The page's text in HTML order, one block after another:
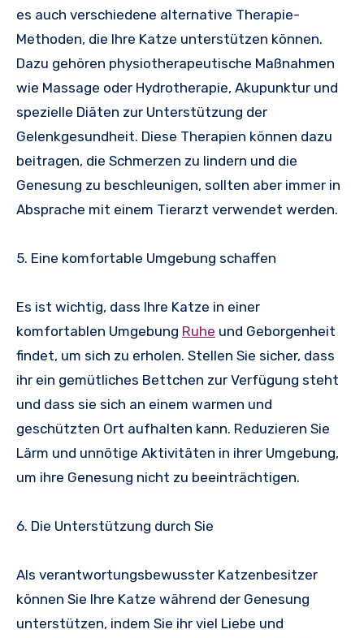
es auch verschiedene alternative Therapie-
Methoden, die Ihre Katze unterstützen können.
Dazu gehören physiotherapeutische Maßnahmen
wie Massage oder Hydrotherapie, Akupunktur und
spezielle Diäten zur Unterstützung der
Gelenkgesundheit. Diese Therapien können dazu
beitragen, die Schmerzen zu lindern und die
Genesung zu beschleunigen, sollten aber immer in
Absprache mit einem Tierarzt verwendet werden.
5. Eine komfortable Umgebung schaffen
Es ist wichtig, dass Ihre Katze in einer
komfortablen Umgebung Ruhe und Geborgenheit
findet, um sich zu erholen. Stellen Sie sicher, dass
ihr ein gemütliches Bettchen zur Verfügung steht
und dass sie sich an einem warmen und
geschützten Ort aufhalten kann. Reduzieren Sie
Lärm und unnötige Aktivitäten in ihrer Umgebung,
um ihre Genesung nicht zu beeinträchtigen.
6. Die Unterstützung durch Sie
Als verantwortungsbewusster Katzenbesitzer
können Sie Ihre Katze während der Genesung
unterstützen, indem Sie ihr viel Liebe und